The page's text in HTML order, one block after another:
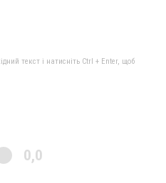
текст і натисніть Ctrl + Enter, щоб
0,0